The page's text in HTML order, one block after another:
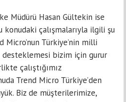
Müdürü Hasan Gültekin ise
konudaki çalışmalarıyla ilgili şu
Micro’nun Türkiye’nin milli
desteklemesi bizim için gurur
çalıştığımız
Trend Micro Türkiye’den
Biz de müşterilerimize,